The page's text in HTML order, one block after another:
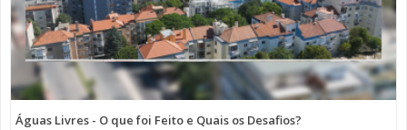
Águas Livres - O que foi Feito e Quais os Desafios?